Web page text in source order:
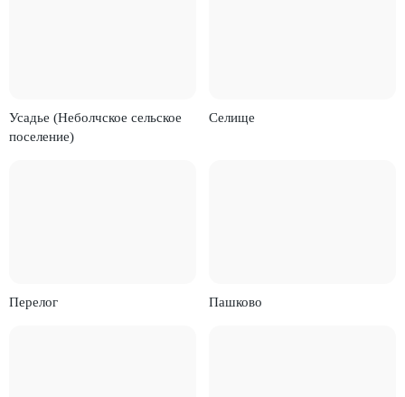
Усадье (Неболчское сельское
поселение)
Селище
Перелог Пашково